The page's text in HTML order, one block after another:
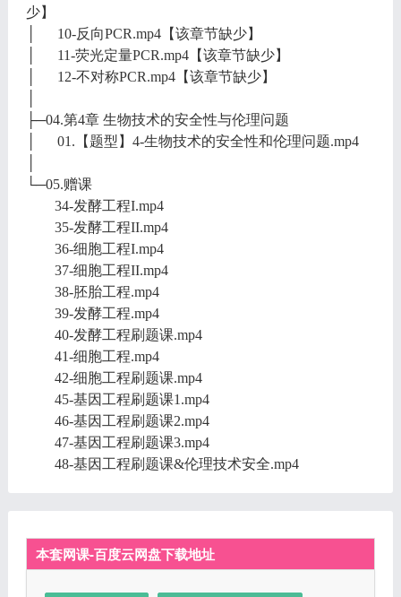
少】
│ 10-反向PCR.mp4【该章节缺少】
│ 11-荧光定量PCR.mp4【该章节缺少】
│ 12-不对称PCR.mp4【该章节缺少】
├─04.第4章 生物技术的安全性与伦理问题
│ 01.【题型】4-生物技术的安全性和伦理问题.mp4
└─05.赠课
34-发酵工程I.mp4
35-发酵工程II.mp4
36-细胞工程I.mp4
37-细胞工程II.mp4
38-胚胎工程.mp4
39-发酵工程.mp4
40-发酵工程刷题课.mp4
41-细胞工程.mp4
42-细胞工程刷题课.mp4
45-基因工程刷题课1.mp4
46-基因工程刷题课2.mp4
47-基因工程刷题课3.mp4
48-基因工程刷题课&伦理技术安全.mp4
本套网课-百度云网盘下载地址